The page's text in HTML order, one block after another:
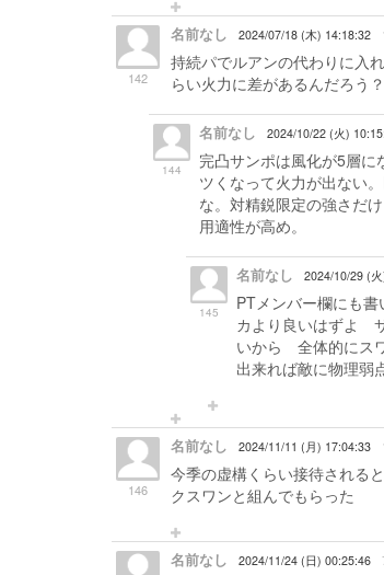
142
名前なし 2024/07/18 (木) 14:18:32
持続パでルアンの代わりに入
らい火力に差があるんだろう？
144
名前なし 2024/10/22 (火)
完凸サンポは風化が5層
ツくなって火力が出ない
な。対精鋭限定の強さだ
用適性が高め。
145
名前なし 2024/10/29 (
PTメンバー欄にも
カより良いはずよ
いから 全体的にス
出来れば敵に物理弱
146
名前なし 2024/11/11 (月) 17:04:33
今季の虚構くらい接待される
クスワンと組んでもらった
名前なし 2024/11/24 (日) 00:25:46